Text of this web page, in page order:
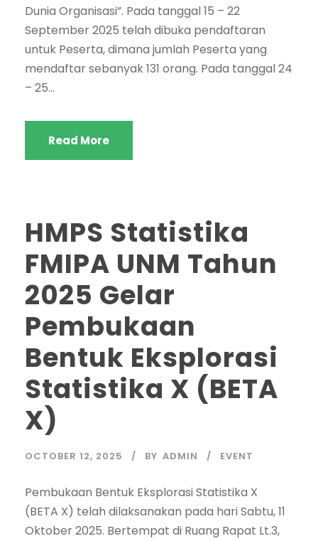
Dunia Organisasi”. Pada tanggal 15 – 22
September 2025 telah dibuka pendaftaran
untuk Peserta, dimana jumlah Peserta yang
mendaftar sebanyak 131 orang. Pada tanggal 24
– 25...
Read More
HMPS Statistika
FMIPA UNM Tahun
2025 Gelar
Pembukaan
Bentuk Eksplorasi
Statistika X (BETA
X)
OCTOBER 12, 2025 BY ADMIN EVENT
Pembukaan Bentuk Eksplorasi Statistika X
(BETA X) telah dilaksanakan pada hari Sabtu, 11
Oktober 2025. Bertempat di Ruang Rapat Lt.3,